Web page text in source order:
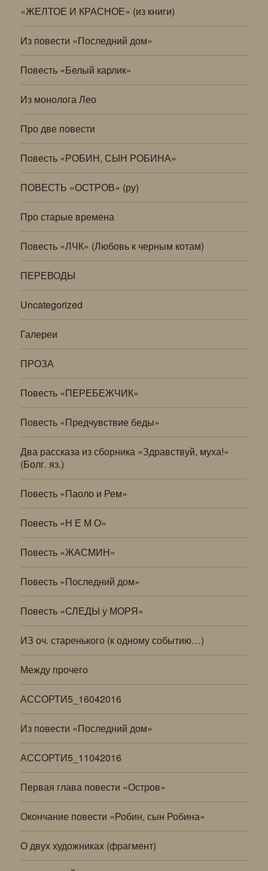
«ЖЕЛТОЕ И КРАСНОЕ» (из книги)
Из повести «Последний дом»
Повесть «Белый карлик»
Из монолога Лео
Про две повести
Повесть «РОБИН, СЫН РОБИНА»
ПОВЕСТЬ «ОСТРОВ» (ру)
Про старые времена
Повесть «ЛЧК» (Любовь к черным котам)
ПЕРЕВОДЫ
Uncategorized
Галереи
ПРОЗА
Повесть «ПЕРЕБЕЖЧИК»
Повесть «Предчувствие беды»
Два рассказа из сборника «Здравствуй, муха!»
(Болг. яз.)
Повесть «Паоло и Рем»
Повесть «Н Е М О»
Повесть «ЖАСМИН»
Повесть «Последний дом»
Повесть «СЛЕДЫ у МОРЯ»
ИЗ оч. старенького (к одному событию…)
Между прочего
АССОРТИ5_16042016
Из повести «Последний дом»
АССОРТИ5_11042016
Первая глава повести «Остров»
Окончание повести «Робин, сын Робина»
О двух художниках (фрагмент)